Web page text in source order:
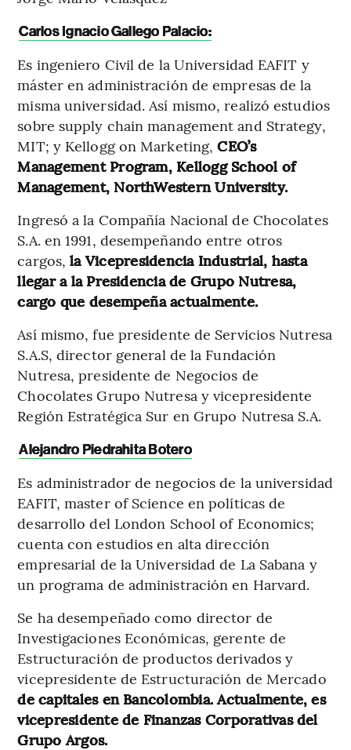
Carlos Ignacio Gallego Palacio:
Es ingeniero Civil de la Universidad EAFIT y
máster en administración de empresas de la
misma universidad. Así mismo, realizó estudios
sobre supply chain management and Strategy,
MIT; y Kellogg on Marketing, CEO’s
Management Program, Kellogg School of
Management, NorthWestern University.
Ingresó a la Compañía Nacional de Chocolates
S.A. en 1991, desempeñando entre otros
cargos,la Vicepresidencia Industrial, hasta
llegar a la Presidencia de Grupo Nutresa,
cargo que desempeña actualmente.
Así mismo, fue presidente de Servicios Nutresa
S.A.S, director general de la Fundación
Nutresa, presidente de Negocios de
Chocolates Grupo Nutresa y vicepresidente
Región Estratégica Sur en Grupo Nutresa S.A.
Alejandro Piedrahita Botero
Es administrador de negocios de la universidad
EAFIT, master of Science en políticas de
desarrollo del London School of Economics;
cuenta con estudios en alta dirección
empresarial de la Universidad de La Sabana y
un programa de administración en Harvard.
Se ha desempeñado como director de
Investigaciones Económicas, gerente de
Estructuración de productos derivados y
vicepresidente de Estructuración de Mercado
de capitales en Bancolombia. Actualmente, es
vicepresidente de Finanzas Corporativas del
Grupo Argos.